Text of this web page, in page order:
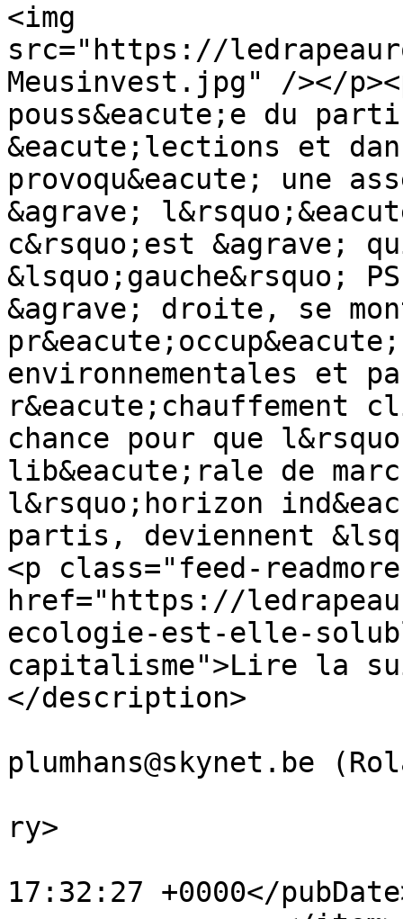
<img
src="https://
Meusinvest.jpg" /></
pouss&eacute;e du
&eacute;lections et
provoqu&eacute; une
&agrave;
c&rsquo;est &agrave;
&lsquo;gauche&rsquo;
&agrave; droite, se
environnementales et
r&eacute;chauffement
chance pour que
lib&eacute;rale de
l&rsquo;horizon
partis, deviennent
<p class="feed-
href="https://
ecologie-est-elle-
capitalisme">Lire la
</description>
plumhans@skynet.be
ry>
17:32:27 +0000</